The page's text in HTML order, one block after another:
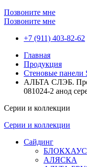
Позвоните мне
Позвоните мне
+7 (911) 403-82-62
Главная
Продукция
Стеновые панели
АЛЬТА СЛЭБ.
081024-2 анод
Серии и коллекции
Серии и коллекции
Сайдинг
БЛОКХАУС
АЛЯСКА